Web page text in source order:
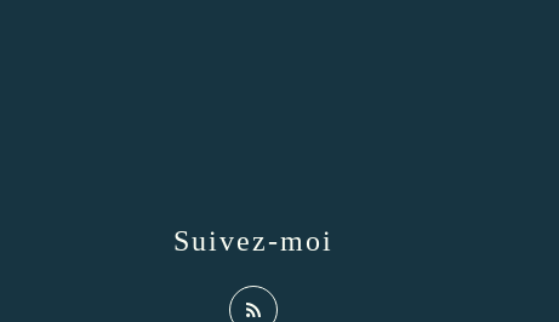
Suivez-moi